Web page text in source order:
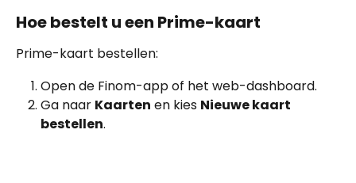
Hoe bestelt u een Prime-kaart
Prime-kaart bestellen:
Open de Finom-app of het web-dashboard.
Ga naar Kaarten en kies Nieuwe kaart
bestellen.